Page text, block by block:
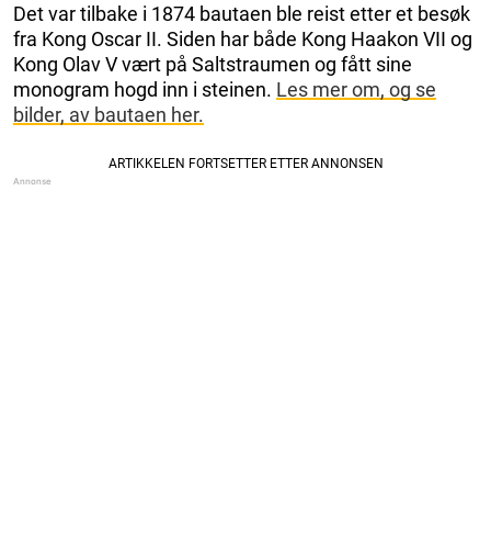
Det var tilbake i 1874 bautaen ble reist etter et besøk
fra Kong Oscar II. Siden har både Kong Haakon VII og
Kong Olav V vært på Saltstraumen og fått sine
monogram hogd inn i steinen. Les mer om, og se
bilder, av bautaen her.